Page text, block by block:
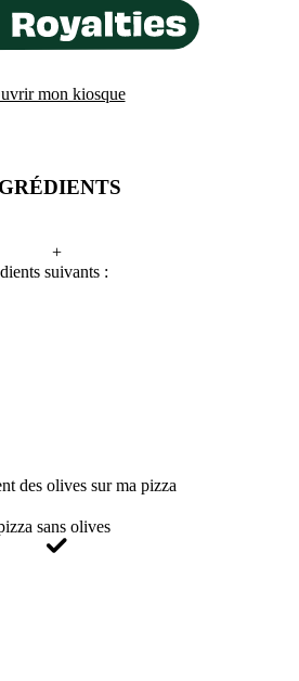
mon kiosque
+
suivants :
des olives sur ma pizza
sans olives